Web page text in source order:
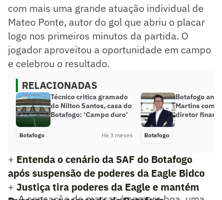
com mais uma grande atuação individual de
Mateo Ponte, autor do gol que abriu o placar
logo nos primeiros minutos da partida. O
jogador aproveitou a oportunidade em campo
e celebrou o resultado.
RELACIONADAS
Técnico critica gramado
do Nilton Santos, casa do
Botafogo: ‘Campo duro’
Botafogo Há 3 meses
Botafogo
Martins como
diretor
Botafogo
+ Entenda o cenário da SAF do Botafogo
após suspensão de poderes da Eagle Bidco
+ Justiça tira poderes da Eagle e mantém